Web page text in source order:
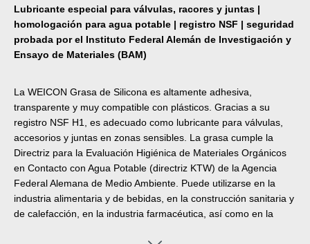
Lubricante especial para válvulas, racores y juntas |
homologación para agua potable | registro NSF | seguridad
probada por el Instituto Federal Alemán de Investigación y
Ensayo de Materiales (BAM)
La WEICON Grasa de Silicona es altamente adhesiva,
transparente y muy compatible con plásticos. Gracias a su
registro NSF H1, es adecuado como lubricante para válvulas,
accesorios y juntas en zonas sensibles. La grasa cumple la
Directriz para la Evaluación Higiénica de Materiales Orgánicos
en Contacto con Agua Potable (directriz KTW) de la Agencia
Federal Alemana de Medio Ambiente. Puede utilizarse en la
industria alimentaria y de bebidas, en la construcción sanitaria y
de calefacción, en la industria farmacéutica, así como en la